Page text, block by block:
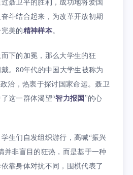
聂卫平的胜利，成功地将爱国
斗结合起来，为改革开放初期
美的精神样本。
下的加冕，那么大学生的狂
。80年代的中国大学生被称为
治，热衷于探讨国家命运。聂卫
这一群体渴望“智力报国”的心
生们自发组织游行，高喊“振兴
并非盲目的狂热，而是基于一种
靠身体对抗不同，围棋代表了